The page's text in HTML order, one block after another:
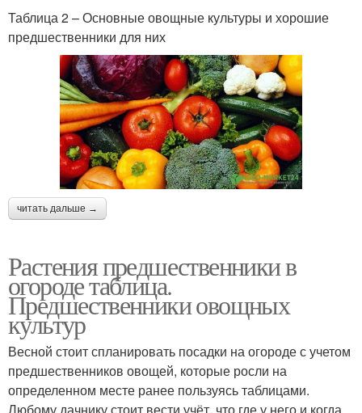
Таблица 2 – Основные овощные культуры и хорошие
предшественники для них
читать дальше →
Растения предшественники в
огороде таблица.
Предшественники овощных
культур
Весной стоит спланировать посадки на огороде с учетом
предшественников овощей, которые росли на
определенном месте ранее пользуясь таблицами.
Любому дачнику стоит вести учёт, что где у него и когда